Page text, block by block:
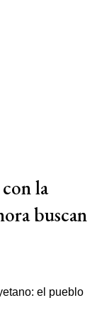
la
buscan